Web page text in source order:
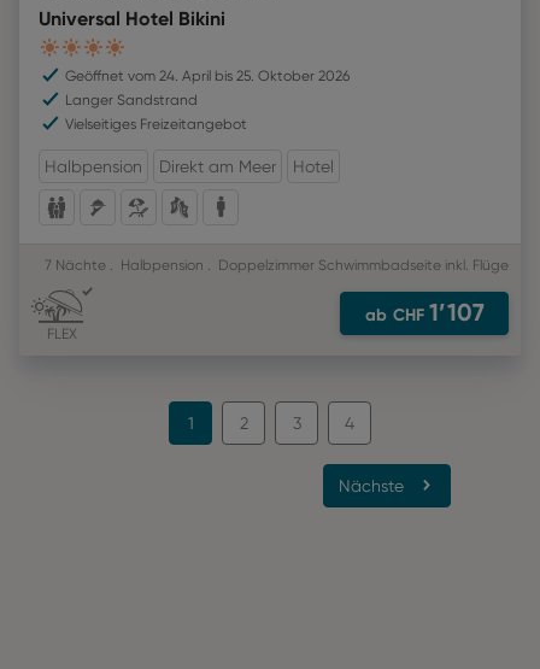
Universal Hotel Bikini
4
Geöffnet vom 24. April bis 25. Oktober 2026
Langer Sandstrand
Vielseitiges Freizeitangebot
Halbpension Direkt am Meer Hotel
FLEX
7 Nächte Halbpension Doppelzimmer Schwimmbadseite inkl. Flüge
ab CHF 1’107
1 2 3 4
Nächste